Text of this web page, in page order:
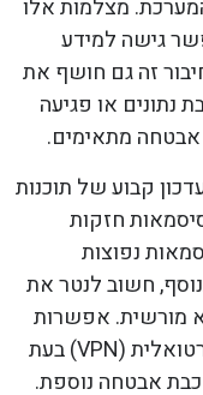
מצלמות אלו
גישה למידע
זה גם חושף את
נתונים או פגיעה
מתאימים.
קבוע של תוכנות
חזקות
נפוצות
חשוב לנטר את
מורשית. אפשרות
נוספת היא להשתמש ברשת פרטית וירטואלית (VPN) בעת
אבטחה נוספת.